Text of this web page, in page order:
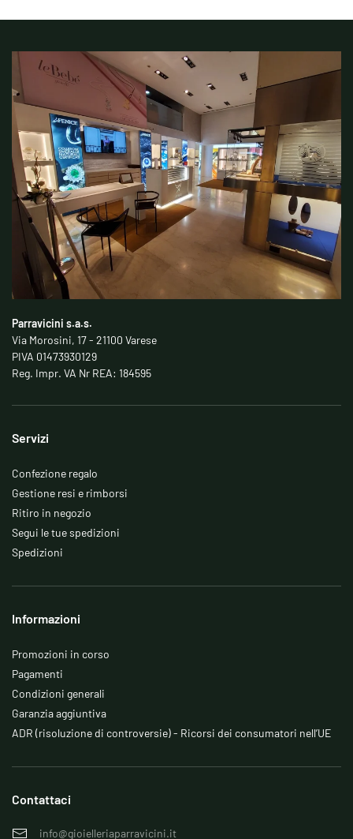
Parravicini s.a.s.
Via Morosini, 17 - 21100 Varese
PIVA 01473930129
Reg. Impr. VA Nr REA: 184595
Servizi
Confezione regalo
Gestione resi e rimborsi
Ritiro in negozio
Segui le tue spedizioni
Spedizioni
Informazioni
Promozioni in corso
Pagamenti
Condizioni generali
Garanzia aggiuntiva
ADR (risoluzione di controversie) - Ricorsi dei consumatori nell’UE
Contattaci
info@gioielleriaparravicini.it